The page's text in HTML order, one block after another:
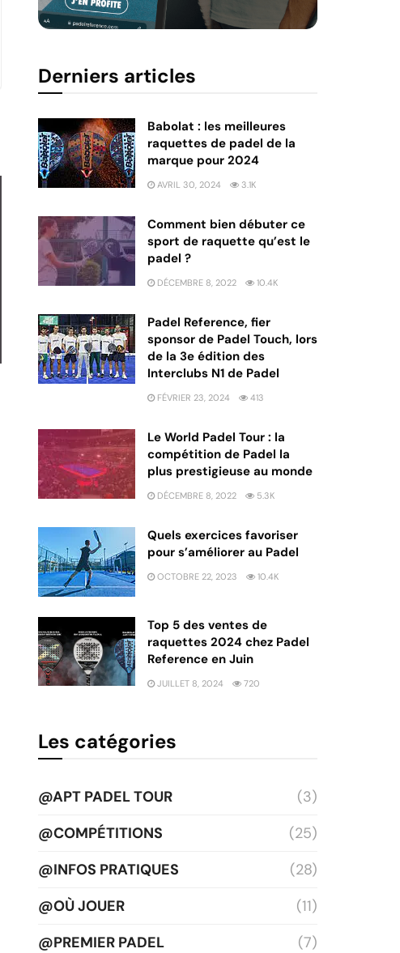
Derniers articles
Babolat : les meilleures
raquettes de padel de la
marque pour 2024
AVRIL 30, 2024 3.1K
Comment bien débuter ce
sport de raquette qu’est le
padel ?
DÉCEMBRE 8, 2022 10.4K
Padel Reference, fier
sponsor de Padel Touch, lors
de la 3e édition des
Interclubs N1 de Padel
FÉVRIER 23, 2024 413
Le World Padel Tour : la
compétition de Padel la
plus prestigieuse au monde
DÉCEMBRE 8, 2022 5.3K
Quels exercices favoriser
pour s’améliorer au Padel
OCTOBRE 22, 2023 10.4K
Top 5 des ventes de
raquettes 2024 chez Padel
Reference en Juin
JUILLET 8, 2024 720
Les catégories
@APT PADEL TOUR
(3)
@COMPÉTITIONS
(25)
@INFOS PRATIQUES
(28)
@OÙ JOUER
(11)
@PREMIER PADEL
(7)